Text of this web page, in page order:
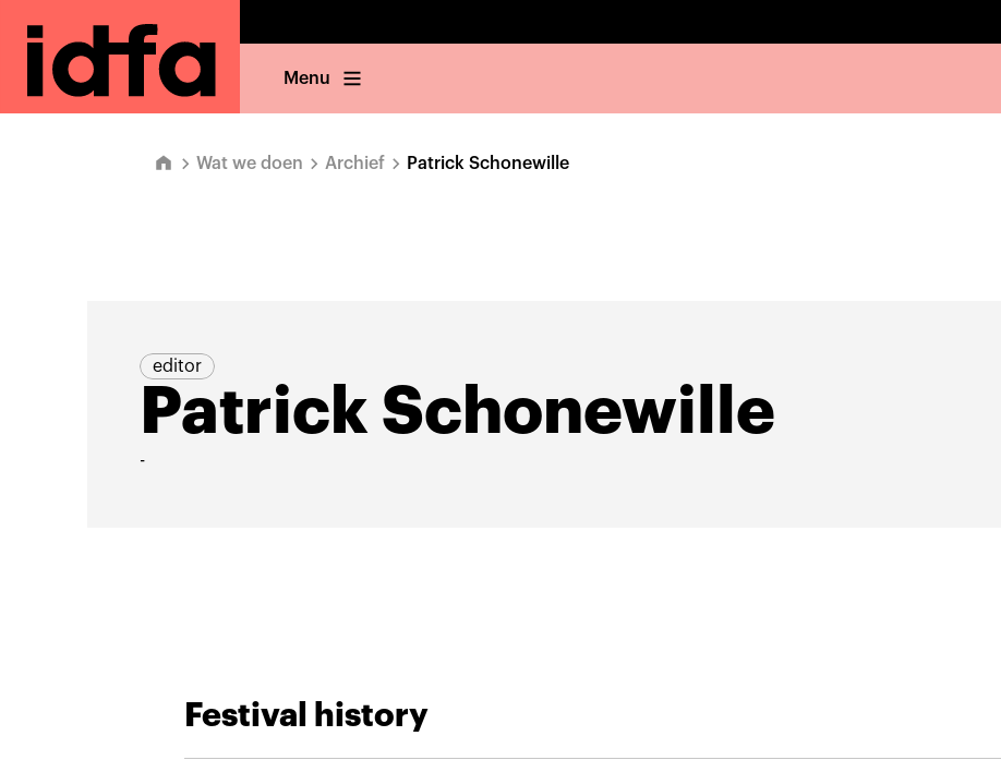
Menu
Wat we doen Archief Patrick Schonewille
editor
Patrick Schonewille
-
Festival history